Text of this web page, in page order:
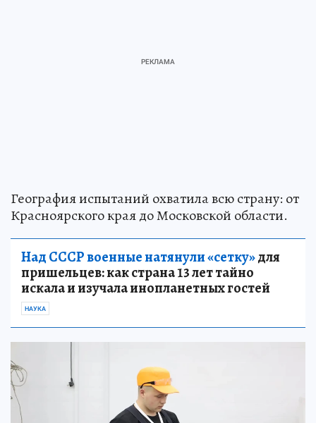
География испытаний охватила всю страну: от
Красноярского края до Московской области.
Над СССР военные натянули «сетку»для
пришельцев: как страна 13 лет тайно
искала и изучала инопланетных гостей
НАУКА